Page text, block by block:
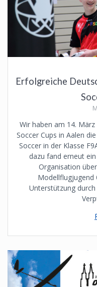
Erfolgreiche
Wir haben am 14.
Soccer Cups in Aalen
Soccer in der Klasse
dazu fand erneut
Organisation
Modellflugjugend
Unterstützung durch